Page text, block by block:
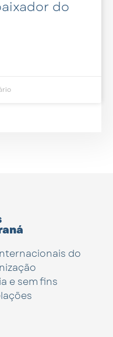
do
do
e sem fins